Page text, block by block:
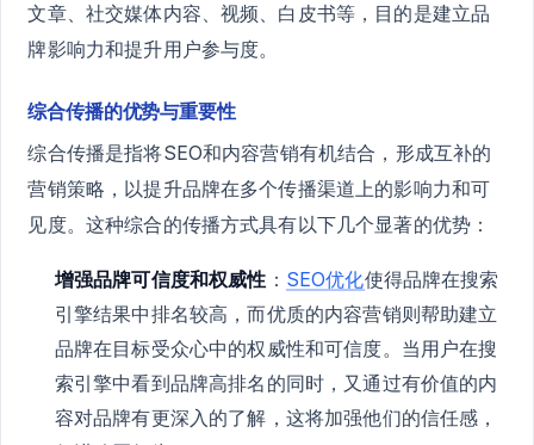
文章、社交媒体内容、视频、白皮书等，目的是建立品
牌影响力和提升用户参与度。
综合传播的优势与重要性
综合传播是指将SEO和内容营销有机结合，形成互补的
营销策略，以提升品牌在多个传播渠道上的影响力和可
见度。这种综合的传播方式具有以下几个显著的优势：
增强品牌可信度和权威性 ： SEO优化使得品牌在搜索
引擎结果中排名较高，而优质的内容营销则帮助建立
品牌在目标受众心中的权威性和可信度。当用户在搜
索引擎中看到品牌高排名的同时，又通过有价值的内
容对品牌有更深入的了解，这将加强他们的信任感，